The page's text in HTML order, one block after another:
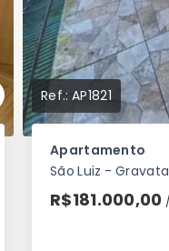
Ref.:AP1821
Apartamento
São Luiz -
R$181.000,00